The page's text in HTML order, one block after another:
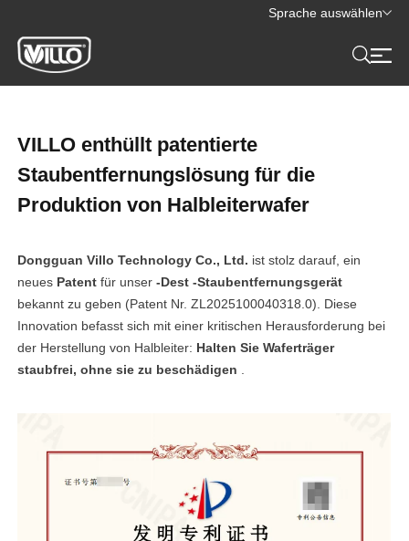
Sprache auswählen
VILLO enthüllt patentierte
Staubentfernungslösung für die
Produktion von Halbleiterwafer
Dongguan Villo Technology Co., Ltd. ist stolz darauf, ein
neues Patentfür unser-Dest -Staubentfernungsgerät
bekannt zu geben (Patent Nr. ZL2025100040318.0). Diese
Innovation befasst sich mit einer kritischen Herausforderung bei
der Herstellung von Halbleiter: Halten Sie Waferträger
staubfrei, ohne sie zu beschädigen